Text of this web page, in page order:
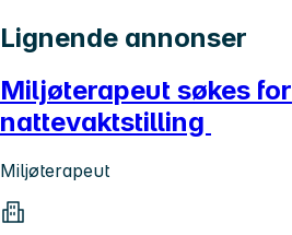
Lignende annonser
Miljøterapeut søkes for
nattevaktstilling
Miljøterapeut